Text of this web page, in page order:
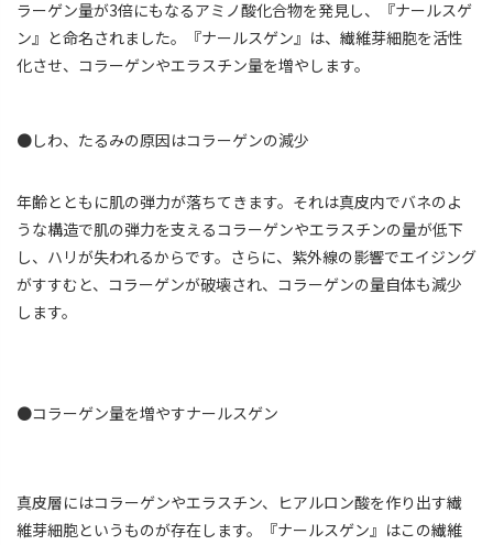
ラーゲン量が3倍にもなるアミノ酸化合物を発見し、『ナールスゲ
ン』と命名されました。『ナールスゲン』は、繊維芽細胞を活性
化させ、コラーゲンやエラスチン量を増やします。
●しわ、たるみの原因はコラーゲンの減少
年齢とともに肌の弾力が落ちてきます。それは真皮内でバネのよ
うな構造で肌の弾力を支えるコラーゲンやエラスチンの量が低下
し、ハリが失われるからです。さらに、紫外線の影響でエイジング
がすすむと、コラーゲンが破壊され、コラーゲンの量自体も減少
します。
●コラーゲン量を増やすナールスゲン
真皮層にはコラーゲンやエラスチン、ヒアルロン酸を作り出す繊
維芽細胞というものが存在します。『ナールスゲン』はこの繊維